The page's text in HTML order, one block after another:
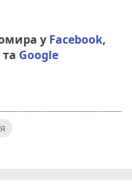
у Facebook,
та Google